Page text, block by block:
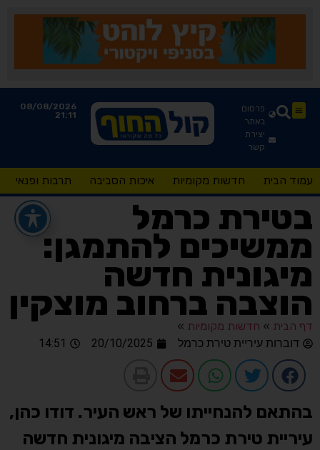
פרסום
באתר
יצירת
קשר
08/08/2026
21:11
עמוד הבית חדשות מקומיות איכות הסביבה תרבות ופנאי
בטירת כרמל
ממשיכים להתמגן:
מיגונית חדשה
הוצבה ברחוב מוצקין
דף הבית » חדשות מקומיות »
דוברות עיריית טירת כרמל
20/10/2025
14:51
בהתאם להנחייתו של ראש העיר. דודו כהן,
עיריית טירת כרמל הציבה מיגונית חדשה